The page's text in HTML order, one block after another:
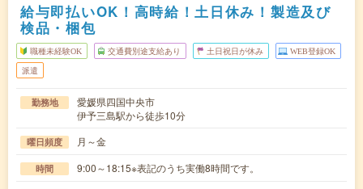
給与即払いOK！高時給！土日休み！製造及び
検品・梱包
職種未経験OK 交通費別途支給あり 土日祝日が休み WEB登録OK
派遣
勤務地
愛媛県四国中央市
伊予三島駅から徒歩10分
曜日頻度 月～金
時間 9:00～18:15※表記のうち実働8時間です。